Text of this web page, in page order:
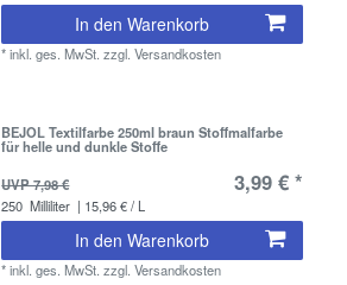
In den Warenkorb
*inkl. ges. MwSt. zzgl.Versandkosten
BEJOL Textilfarbe 250ml braun Stoffmalfarbe
für helle und dunkle Stoffe
UVP 7,98 €
3,99 € *
250 Milliliter | 15,96 € / L
In den Warenkorb
*inkl. ges. MwSt. zzgl.Versandkosten